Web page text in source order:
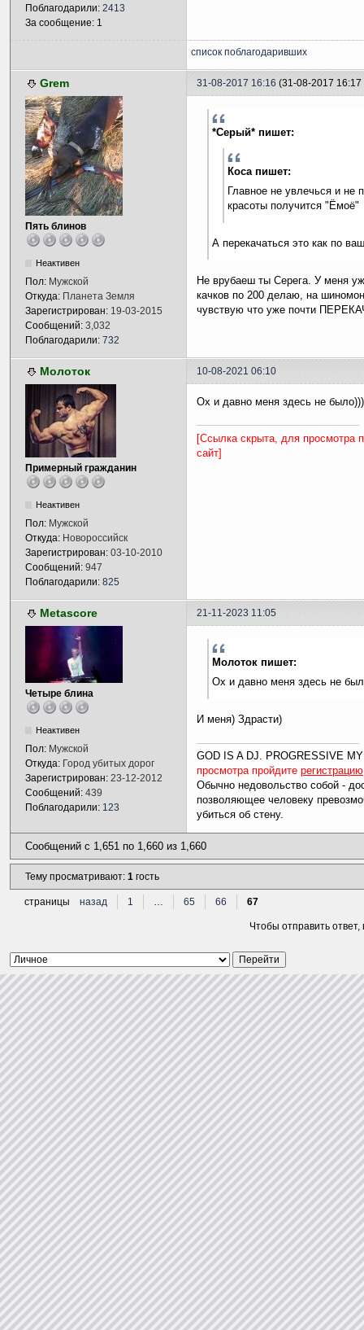
Поблагодарили: 2413
За сообщение: 1
список поблагодаривших
Grem 31-08-2017 16:16 (31-08-2017 16:17
Пять блинов
Неактивен
Пол: Мужской
Откуда: Планета Земля
Зарегистрирован: 19-03-2015
Сообщений: 3,032
Поблагодарили: 732
*Серый* пишет:
Коса пишет:
Главное не увлечься и не
красоты получится "Ёмоё"
А перекачаться это как по
Не врубаеш ты Серега. У меня
качков по 200 делаю, на
чувствую что уже почти
Молоток 10-08-2021 06:10
Примерный гражданин
Неактивен
Пол: Мужской
Откуда: Новороссийск
Зарегистрирован: 03-10-2010
Сообщений: 947
Поблагодарили: 825
Ох и давно меня здесь не
[Ссылка скрыта, для просмотра
сайт]
Metascore 21-11-2023 11:05
Четыре блина
Неактивен
Пол: Мужской
Откуда: Город убитых дорог
Зарегистрирован: 23-12-2012
Сообщений: 439
Поблагодарили: 123
Молоток пишет:
Ох и давно меня здесь не
И меня) Здрасти)
GOD IS A DJ. PROGRESSIVE
просмотра пройдите регистрацию
Обычно недовольство собой -
позволяющее человеку
убиться об стену.
Сообщений с 1,651 по 1,660 из 1,660
Тему просматривают: 1 гость
страницы назад 1 … 65 66 67
Чтобы отправить